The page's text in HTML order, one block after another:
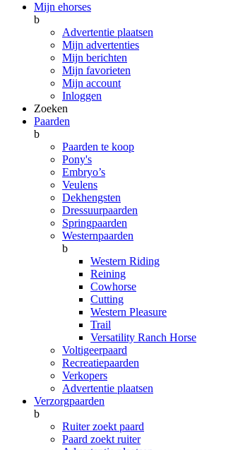
Mijn ehorses
b
Advertentie plaatsen
Mijn advertenties
Mijn berichten
Mijn favorieten
Mijn account
Inloggen
Zoeken
Paarden
b
Paarden te koop
Pony's
Embryo’s
Veulens
Dekhengsten
Dressuurpaarden
Springpaarden
Westernpaarden
b
Western Riding
Reining
Cowhorse
Cutting
Western Pleasure
Trail
Versatility Ranch Horse
Voltigeerpaard
Recreatiepaarden
Verkopers
Advertentie plaatsen
Verzorgpaarden
b
Ruiter zoekt paard
Paard zoekt ruiter